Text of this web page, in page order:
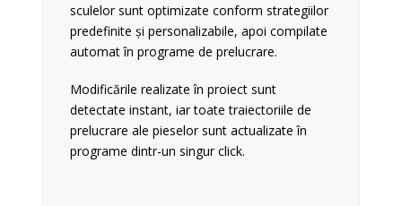
sculelor sunt optimizate conform strategiilor
predefinite și personalizabile, apoi compilate
automat în programe de prelucrare.
Modificările realizate în proiect sunt
detectate instant, iar toate traiectoriile de
prelucrare ale pieselor sunt actualizate în
programe dintr-un singur click.